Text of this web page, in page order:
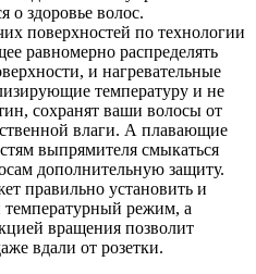
о здоровье волос.
поверхностей по технологии
равномерно распределять
и нагревательные
температуру и не
сохранят ваши волосы от
влаги. А плавающие
выпрямителя смыкаться
дополнительную защиту.
правильно установить и
температурный режим, а
вращения позволит
вдали от розетки.